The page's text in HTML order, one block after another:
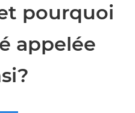
pourquoi
appelée